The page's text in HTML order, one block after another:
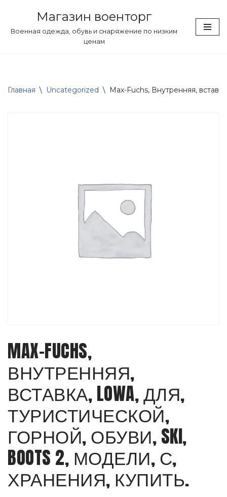
Перейти
Магазин военторг
Военная одежда, обувь и снаряжение по низким
ценам
Главная \ Uncategorized \ Max-Fuchs, Внутренняя,
MAX-FUCHS,
ВНУТРЕННЯЯ,
ВСТАВКА, LOWA, ДЛЯ,
ТУРИСТИЧЕСКОЙ,
ГОРНОЙ, ОБУВИ, SKI,
BOOTS 2, МОДЕЛИ, С,
ХРАНЕНИЯ, КУПИТЬ.